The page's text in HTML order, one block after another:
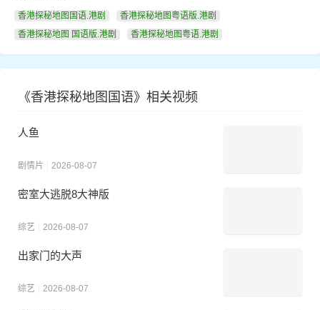
香港探秘地图国语.港剧
香港探秘地图粤语版.港剧
香港探秘地图 国语版.港剧
香港探秘地图粤语.港剧
《香港探秘地图国语》相关视频
人鱼
剧情片 2026-08-07
密室大逃脱8大神版
综艺 2026-08-07
出家门的大声
综艺 2026-08-07